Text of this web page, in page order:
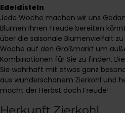
Edeldisteln
Jede Woche machen wir uns
Blumen Ihnen Freude bereiten
über die saisonale Blumenvielfalt
Woche auf den Großmarkt um
Kombinationen für Sie zu finden.
Sie wahrhaft mit etwas ganz
aus wunderschönem Zierkohl und
macht der Herbst doch Freude!
Herkunft Zierkohl